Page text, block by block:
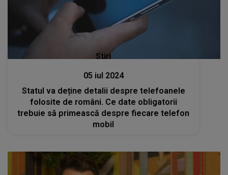
Stiri
05 iul 2024
Statul va deține detalii despre telefoanele
folosite de români. Ce date obligatorii
trebuie să primească despre fiecare telefon
mobil